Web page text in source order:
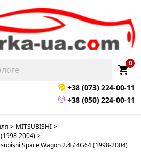
shopping_cart
0
+38 (073) 224-00-11
+38 (050) 224-00-11
> MITSUBISHI >
(1998-2004) >
Space Wagon 2.4 / 4G64 (1998-2004)